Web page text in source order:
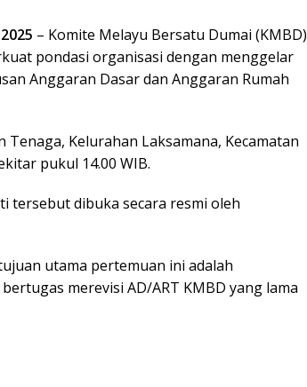
– Komite Melayu Bersatu Dumai (KMBD)
pondasi organisasi dengan menggelar
Anggaran Dasar dan Anggaran Rumah
Tenaga, Kelurahan Laksamana, Kecamatan
pukul 14.00 WIB.
tersebut dibuka secara resmi oleh
utama pertemuan ini adalah
merevisi AD/ART KMBD yang lama